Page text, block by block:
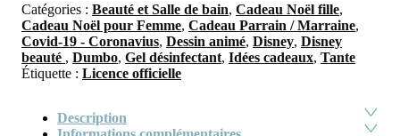
Catégories : Beauté et Salle de bain, Cadeau Noël fille,
Cadeau Noël pour Femme, Cadeau Parrain / Marraine,
Covid-19 - Coronavius, Dessin animé, Disney, Disney
beauté , Dumbo, Gel désinfectant, Idées cadeaux, Tante
Étiquette : Licence officielle
Description